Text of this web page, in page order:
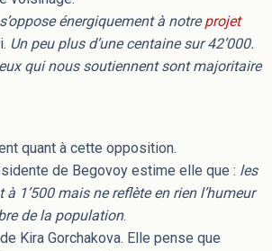
énergiquement à notreprojet
Un peu plus d’une centaine sur 42’000.
qui nous soutiennent sont majoritaire
quant à cette opposition.
de Begovoy estime elle que : les
à 1’500 mais ne reflète en rien l’humeur
de la population.
Kira Gorchakova. Elle pense que